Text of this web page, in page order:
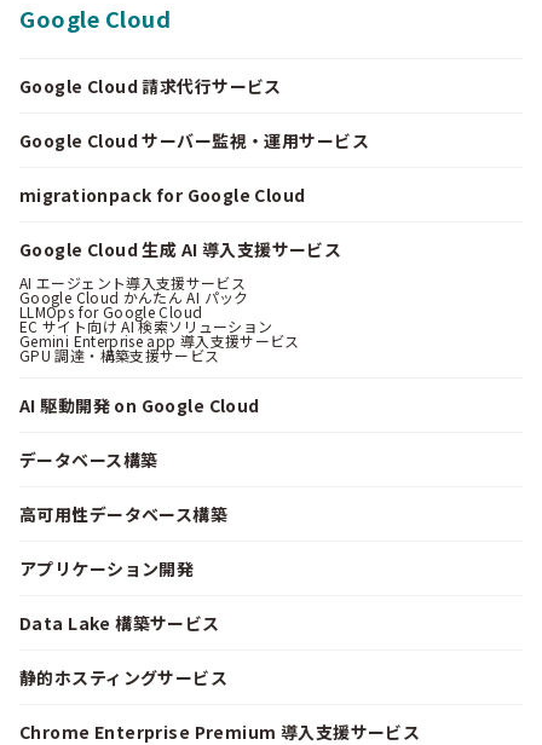
Google Cloud
Google Cloud 請求代行サービス
Google Cloud サーバー監視・運用サービス
migrationpack for Google Cloud
Google Cloud 生成 AI 導入支援サービス
AI エージェント導入支援サービス
Google Cloud かんたん AI パック
LLMOps for Google Cloud
EC サイト向け AI 検索ソリューション
Gemini Enterprise app 導入支援サービス
GPU 調達・構築支援サービス
AI 駆動開発 on Google Cloud
データベース構築
高可用性データベース構築
アプリケーション開発
Data Lake 構築サービス
静的ホスティングサービス
Chrome Enterprise Premium 導入支援サービス